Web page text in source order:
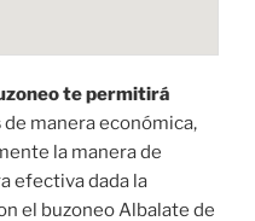
te permitirá
de manera económica,
la manera de
efectiva dada la
el buzoneo Albalate de